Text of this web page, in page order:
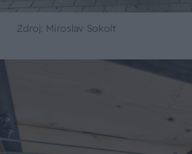
Zdroj: Miroslav Sokolt